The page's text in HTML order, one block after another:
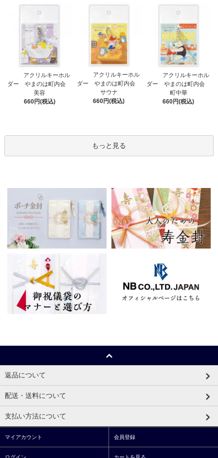
アクリルキーホル
ダー やまのは町内会
美容
660円(税込)
アクリルキーホル
ダー やまのは町内会
サウナ
660円(税込)
アクリルキーホル
ダー やまのは町内会
町中華
660円(税込)
もっと見る
返品について
配送・送料について
支払い方法について
マイアカウント 会員登録